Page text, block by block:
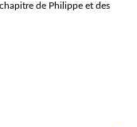
de Philippe et des